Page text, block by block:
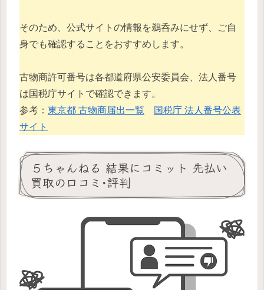
そのため、公式サイトの情報を鵜呑みにせず、ご自
身でも確認することをおすすめします。
古物商許可番号は各都道府県公安委員会、法人番号
は国税庁サイトで確認できます。
参考： 東京都 古物商届出一覧
国税庁 法人番号公表
サイト
５ちゃんねる 結果にコミット 先払い
買取の口コミ･評判